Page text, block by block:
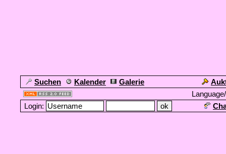
Suchen Kalender Galerie
Login: